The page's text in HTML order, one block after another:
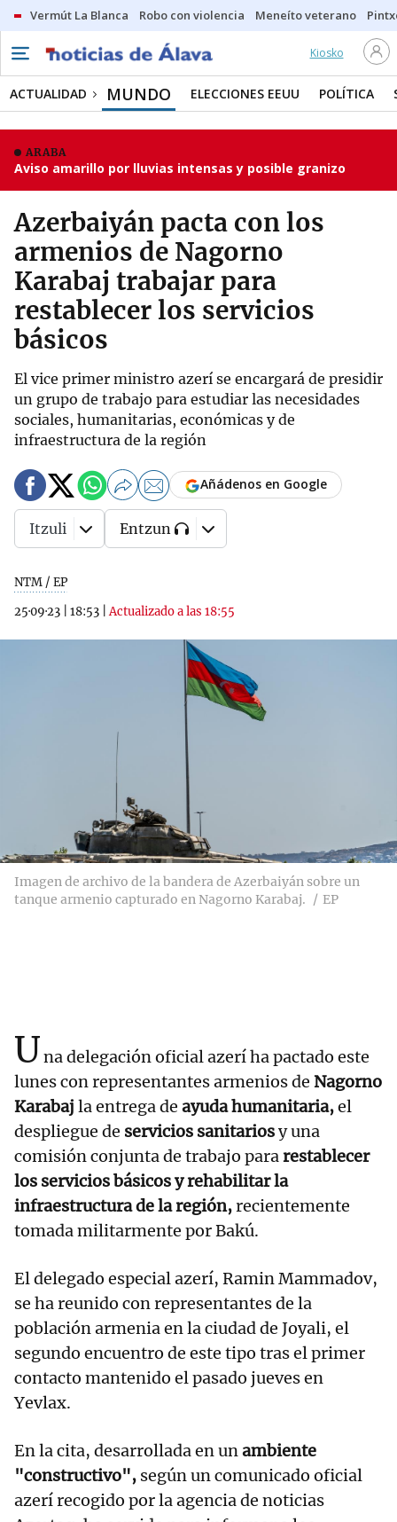
Vermút La Blanca Robo con violencia Meneíto veterano
Kiosko
ACTUALIDAD MUNDO ELECCIONES EEUU POLÍTICA
ARABA
Aviso amarillo por lluvias intensas y posible granizo
Azerbaiyán pacta con los
armenios de Nagorno
Karabaj trabajar para
restablecer los servicios
básicos
El vice primer ministro azerí se encargará de presidir
un grupo de trabajo para estudiar las necesidades
sociales, humanitarias, económicas y de
infraestructura de la región
NTM / EP
25·09·23
18:53 |Actualizado a las 18:55
Añádenos en Google
Itzuli Entzun
Imagen de archivo de la bandera de Azerbaiyán sobre un
tanque armenio capturado en Nagorno Karabaj.
EP
Una delegación oficial azerí ha pactado este
lunes con representantes armenios de Nagorno
Karabaj la entrega de ayuda humanitaria,el
despliegue de servicios sanitariosy una
comisión conjunta de trabajo pararestablecer
los servicios básicos y rehabilitar la
infraestructura de la región,recientemente
tomada militarmente por Bakú.
El delegado especial azerí, Ramin Mammadov,
se ha reunido con representantes de la
población armenia en la ciudad de Joyali, el
segundo encuentro de este tipo tras el primer
contacto mantenido el pasado jueves en
Yevlax.
En la cita, desarrollada en unambiente
"constructivo", según un comunicado oficial
azerí recogido por la agencia de noticias